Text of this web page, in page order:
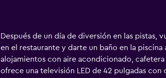
Después de un día de diversión en las pistas,
en el restaurante y darte un baño en la
alojamientos con aire acondicionado,
ofrece una televisión LED de 42 pulgadas